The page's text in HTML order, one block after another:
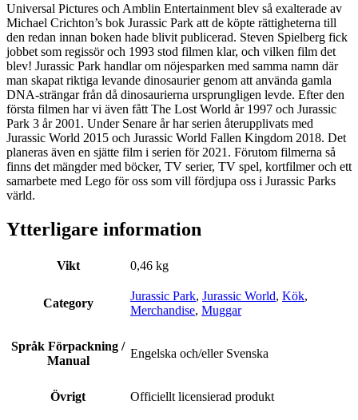
Universal Pictures och Amblin Entertainment blev så exalterade av
Michael Crichton’s bok Jurassic Park att de köpte rättigheterna till
den redan innan boken hade blivit publicerad. Steven Spielberg fick
jobbet som regissör och 1993 stod filmen klar, och vilken film det
blev! Jurassic Park handlar om nöjesparken med samma namn där
man skapat riktiga levande dinosaurier genom att använda gamla
DNA-strängar från då dinosaurierna ursprungligen levde. Efter den
första filmen har vi även fått The Lost World år 1997 och Jurassic
Park 3 år 2001. Under Senare år har serien återupplivats med
Jurassic World 2015 och Jurassic World Fallen Kingdom 2018. Det
planeras även en sjätte film i serien för 2021. Förutom filmerna så
finns det mängder med böcker, TV serier, TV spel, kortfilmer och ett
samarbete med Lego för oss som vill fördjupa oss i Jurassic Parks
värld.
Ytterligare information
Vikt 0,46 kg
Category
Jurassic Park, Jurassic World, Kök,
Merchandise, Muggar
Språk Förpackning /
Manual
Engelska och/eller Svenska
Övrigt Officiellt licensierad produkt